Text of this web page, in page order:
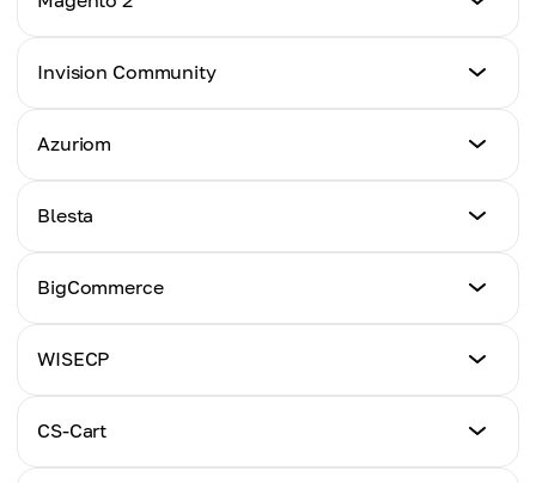
Eğitim
Invision Community
Eğitim
Azuriom
Eğitim
Blesta
Eğitim
BigCommerce
Eğitim
WISECP
Eğitim
CS-Cart